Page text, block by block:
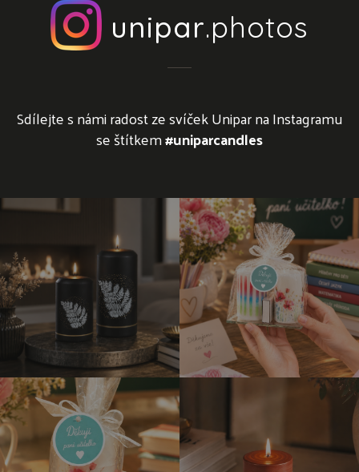
unipar.photos
Sdílejte s námi radost ze svíček Unipar na Instagramu
se štítkem#uniparcandles